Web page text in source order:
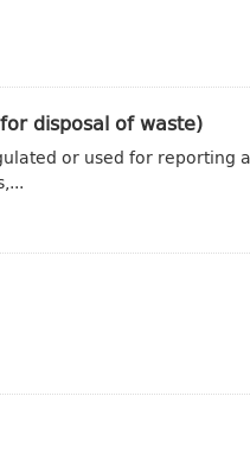
disposal of waste)
or used for reporting